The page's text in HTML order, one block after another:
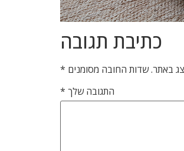
כתיבת תגובה
באתר.שדות החובה מסומנים *
התגובה שלך *